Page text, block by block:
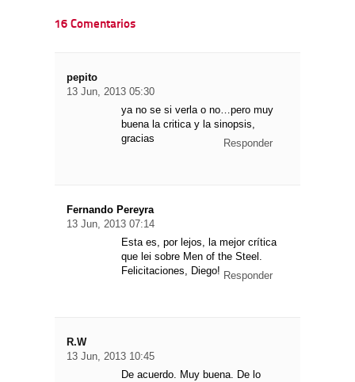
16 Comentarios
pepito
13 Jun, 2013 05:30
ya no se si verla o no…pero muy
buena la critica y la sinopsis,
gracias
Responder
Fernando Pereyra
13 Jun, 2013 07:14
Esta es, por lejos, la mejor crítica
que lei sobre Men of the Steel.
Felicitaciones, Diego! Responder
R.W
13 Jun, 2013 10:45
De acuerdo. Muy buena. De lo